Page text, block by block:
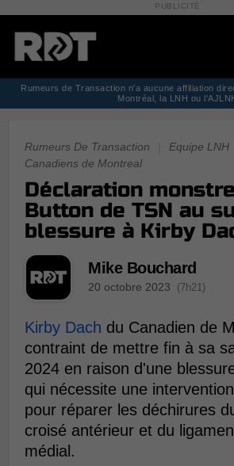
PUBLICITÉ
Rumeurs de Transaction n'a aucune affiliation
Montréal, la LNH ou
Rumeurs De Transaction Equipe LNH
Canadiens de Montreal
Déclaration
Button de TSN au
blessure à Kirby
Mike Bouchard
20 octobre 2023 (7h21)
Kirby Dach du Canadien de
contraint de mettre fin à sa
2024 en raison d'une
qui nécessite une
pour réparer les déchirures
croisé antérieur et du
médial.